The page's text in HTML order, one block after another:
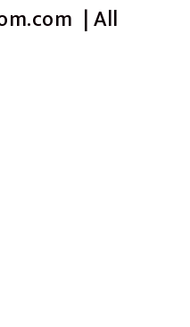
| All